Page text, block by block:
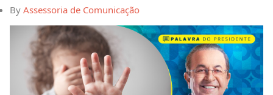
By Assessoria de Comunicação